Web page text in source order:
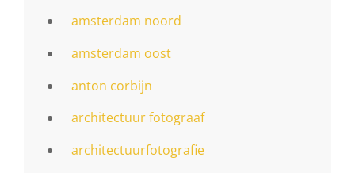
amsterdam noord
amsterdam oost
anton corbijn
architectuur fotograaf
architectuurfotografie